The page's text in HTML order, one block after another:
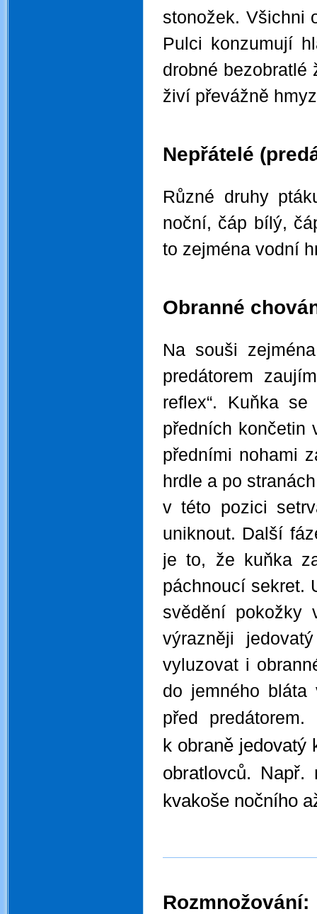
stonožek. Všichni
Pulci konzumují
drobné bezobratlé
živí převážně
Nepřátelé
Různé druhy
noční, čáp bílý,
to zejména vodní
Obranné
Na souši
predátorem
reflex“. Kuňka
předních končetin
předními nohami
hrdle a po
v této pozici
uniknout. Další
je to, že kuňka
páchnoucí sekret.
svědění pokožky
výrazněji
vyluzovat i
do jemného
před predátorem.
k obraně jedovatý
obratlovců.
kvakoše nočního
Rozmnožování: